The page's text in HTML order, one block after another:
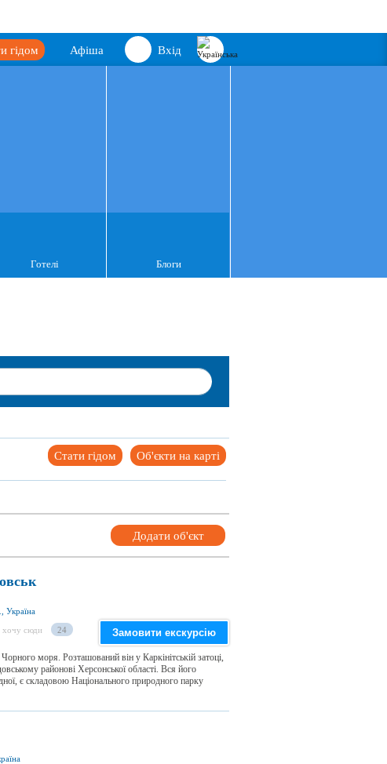
Вхід
Афіша
гідом
Готелі Блоги
Об'єкти на карті
Стати гідом
Додати об'єкт
Україна
хочу сюди 24 Замовити екскурсію
моря. Розташований він у Каркінітській затоці,
районові Херсонської області. Вся його
є складовою Національного природного парку